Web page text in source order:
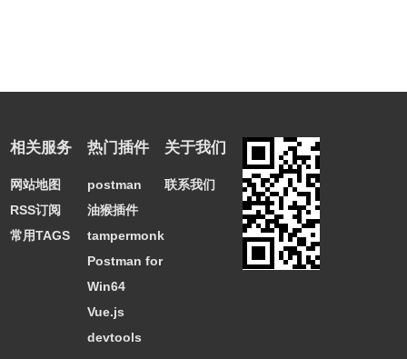
相关服务
网站地图
RSS订阅
常用TAGS
热门插件
postman
油猴插件
tampermonkey
Postman for
Win64
Vue.js
devtools
关于我们
联系我们